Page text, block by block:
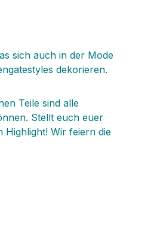
sich auch in der Mode
dekorieren.
Teile sind alle
Stellt euch euer
Highlight! Wir feiern die